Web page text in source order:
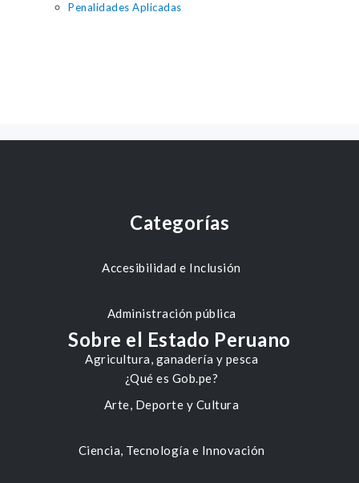
Penalidades Aplicadas
Categorías
Accesibilidad e Inclusión
Administración pública
Agricultura, ganadería y pesca
Arte, Deporte y Cultura
Ciencia, Tecnología e Innovación
Sobre el Estado Peruano
¿Qué es Gob.pe?